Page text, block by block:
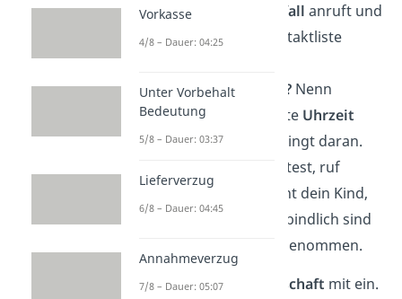
wo dein Kind im
Notfall anruft und
stelle eine Notfallkontaktliste
Wann bist du zurück? Nenn
deinem Kind eine feste Uhrzeit
und halte dich unbedingt daran.
Wenn du dich verspätest, ruf
rechtzeitig an. So lernt dein Kind,
dass Absprachen verbindlich sind
und fühlt sich ernst genommen.
Tipp:Binde dieNachbarschaft mit ein.
Vorkasse
4/8 – Dauer: 04:25
Unter Vorbehalt
Bedeutung
5/8 – Dauer: 03:37
Lieferverzug
6/8 – Dauer: 04:45
Annahmeverzug
7/8 – Dauer: 05:07